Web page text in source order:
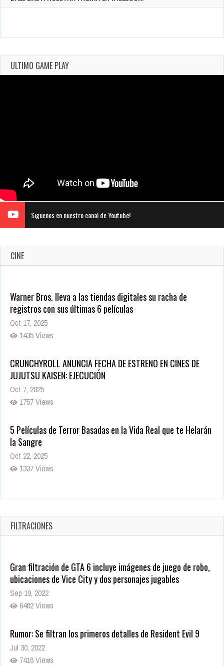
ULTIMO GAME PLAY
Siguenos en nuestro canal de Youtube!
CINE
CRUNCHYROLL ANUNCIA FECHA DE ESTRENO EN CINES DE
JUJUTSU KAISEN: EJECUCIÓN
Oct 7, 2025
1757 Views
5 Películas de Terror Basadas en la Vida Real que te Helarán
la Sangre
Oct 22, 2025
1337 Views
Revive el terror: El conjuro 4: Últimos ritos ya está disponible
en tiendas digitales
Oct 20, 2025
1379 Views
Warner Bros. lleva a las tiendas digitales su racha de
Oct 17, 2025
1435 Views
FILTRACIONES
Gran filtración de GTA 6 incluye imágenes de juego de robo,
ubicaciones de Vice City y dos personajes jugables
Sep 19, 2022
6482 Views
Rumor: Se filtran los primeros detalles de Resident Evil 9
Jul 30, 2022
7416 Views